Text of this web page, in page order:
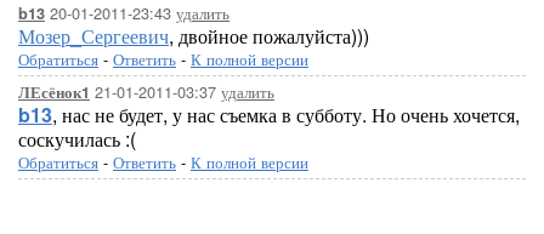
b13 20-01-2011-23:43 удалить
Мозер_Сергеевич, двойное пожалуйста)))
Обратиться - Ответить - К полной версии
ЛЕсёнок1 21-01-2011-03:37 удалить
b13, нас не будет, у нас съемка в субботу. Но очень хочется,
соскучилась :(
Обратиться - Ответить - К полной версии